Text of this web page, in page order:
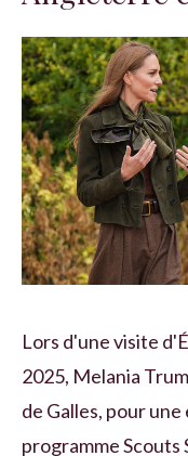
Lors d'une visite
2025, Melania
de Galles, pour
programme Scouts